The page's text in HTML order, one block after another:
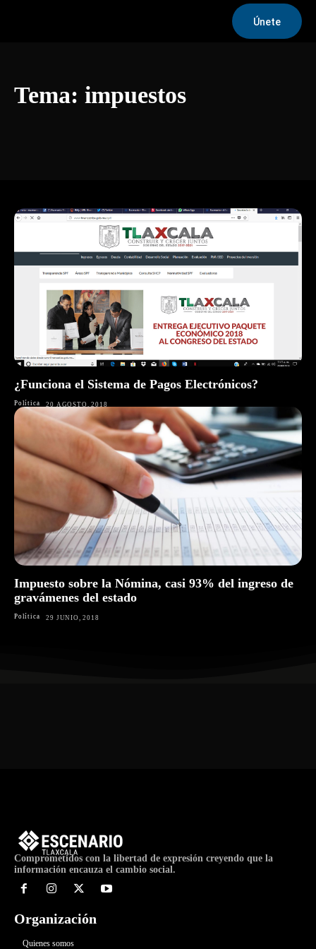
Únete
Tema: impuestos
¿Funciona el Sistema de Pagos Electrónicos?
Política 20 AGOSTO, 2018
Impuesto sobre la Nómina, casi 93% del ingreso de
gravámenes del estado
Política 29 JUNIO, 2018
Comprometidos con la libertad de expresión creyendo que la
información encauza el cambio social.
Organización
Quienes somos